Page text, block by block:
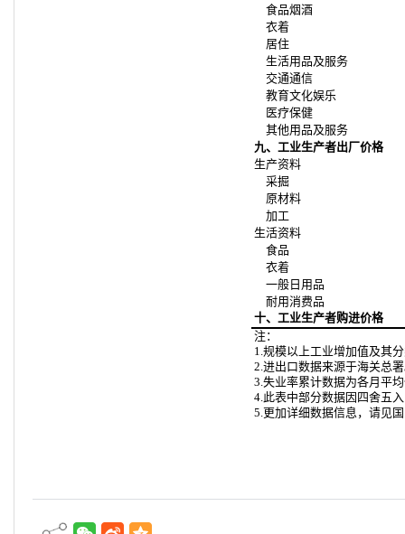
食品烟酒
衣着
居住
生活用品及服务
交通通信
教育文化娱乐
医疗保健
其他用品及服务
九、工业生产者出厂价格
生产资料
采掘
原材料
加工
生活资料
食品
衣着
一般日用品
耐用消费品
十、工业生产者购进价格
注：
1.规模以上工业增加值及其
2.进出口数据来源于海关总
3.失业率累计数据为各月平
4.此表中部分数据因四舍五
5.更加详细数据信息，请见